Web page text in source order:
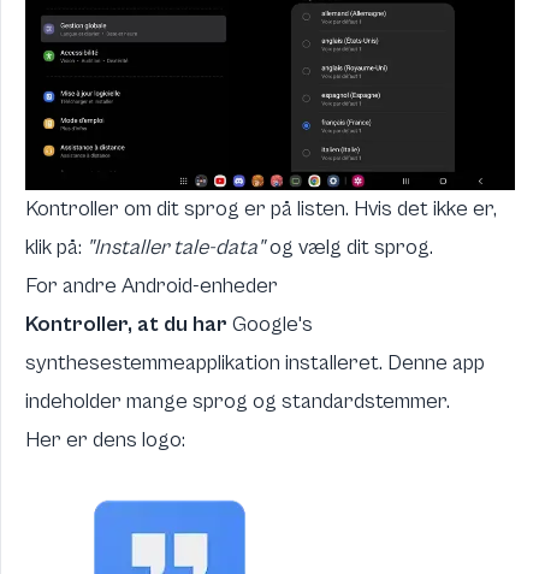
Kontroller om dit sprog er på listen. Hvis det ikke er,
klik på: "Installer tale-data"og vælg dit sprog.
For andre Android-enheder
Kontroller, at du har Google's
synthesestemmeapplikation installeret. Denne app
indeholder mange sprog og standardstemmer.
Her er dens logo: